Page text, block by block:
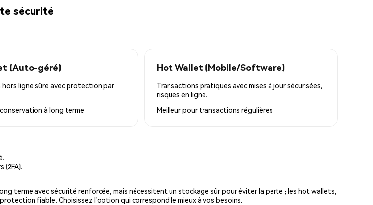
sécurité
(Auto-géré)
hors ligne sûre avec protection par
conservation à long terme
Hot Wallet (Mobile/Software)
Transactions pratiques avec mises à jour sécurisées,
risques en ligne.
Meilleur pour transactions régulières
(2FA).
terme avec sécurité renforcée, mais nécessitent un stockage sûr pour éviter la perte ; les hot wallets,
fiable. Choisissez l’option qui correspond le mieux à vos besoins.